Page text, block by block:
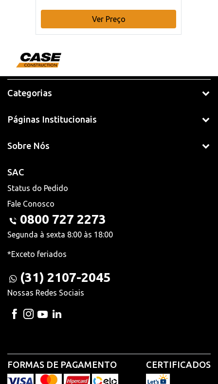
Ver Preço
Categorias
Páginas Institucionais
Sobre Nós
SAC
Status do Pedido
Fale Conosco
0800 727 2273
Segunda à sexta 8:00 às 18:00
*Exceto feriados
(31) 2107-2045
Nossas Redes Sociais
FORMAS DE PAGAMENTO CERTIFICADOS